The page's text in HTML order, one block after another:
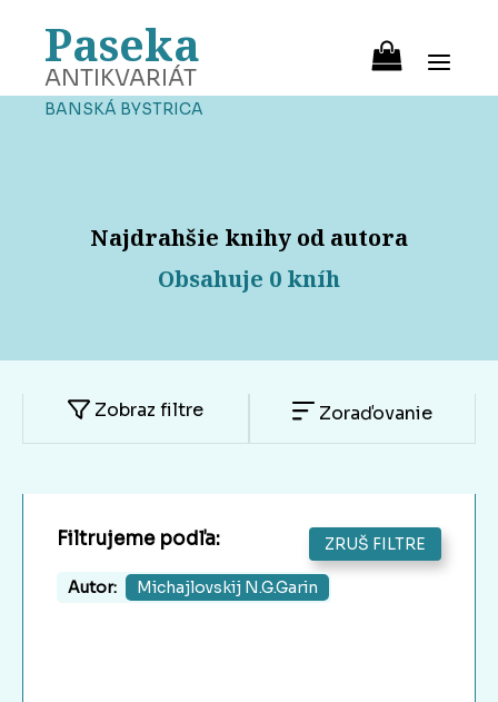
Paseka
ANTIKVARIÁT
BANSKÁ BYSTRICA
Najdrahšie knihy od autora
Obsahuje 0 kníh
Zobraz filtre Zoraďovanie
Filtrujeme podľa: ZRUŠ FILTRE
Autor: Michajlovskij N.G.Garin